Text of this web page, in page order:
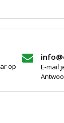
op
E-mail